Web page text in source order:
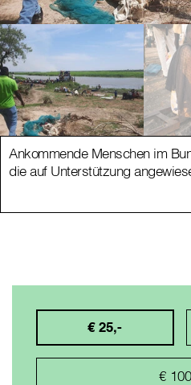
Ankommende Menschen im
die auf Unterstützung
€ 25,-
€